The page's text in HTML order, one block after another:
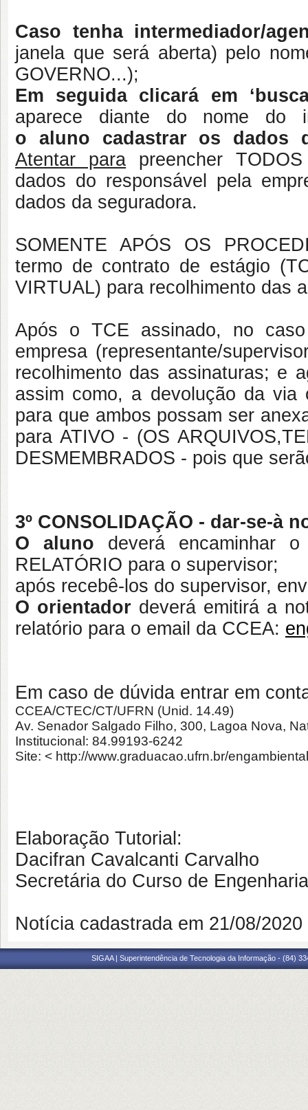
Caso tenha intermediador/
janela que será aberta) pelo
GOVERNO...);
Em seguida clicará em ‘
aparece diante do nome do
o aluno cadastrar os dados
Atentar para preencher
dados do responsável pela
dados da seguradora.
SOMENTE APÓS OS
termo de contrato de estágio
VIRTUAL) para recolhimento das
Após o TCE assinado, no
empresa (representante/
recolhimento das assinaturas; e
assim como, a devolução da
para que ambos possam ser
para ATIVO - (OS
DESMEMBRADOS - pois que
3º CONSOLIDAÇÃO - dar-se-à
O aluno deverá encaminhar
RELATÓRIO para o supervisor;
após recebê-los do supervisor,
O orientador deverá emitirá a
relatório para o email da CCEA:
Em caso de dúvida entrar em
CCEA/CTEC/CT/UFRN (Unid. 14.49)
Av. Senador Salgado Filho, 300, Lagoa Nova,
Institucional: 84.99193-6242
Site: < http://www.graduacao.ufrn.br/
Elaboração Tutorial:
Dacifran Cavalcanti Carvalho
Secretária do Curso de
Notícia cadastrada em 21/08/
SIGAA | Superintendência de Tecnologia da Informação - (84)